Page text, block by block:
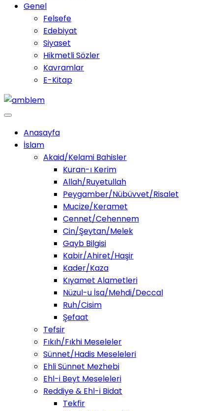
Genel
Felsefe
Edebiyat
Siyaset
Hikmetli Sözler
Kavramlar
E-Kitap
Anasayfa
İslam
Akaid/Kelami Bahisler
Kuran-ı Kerim
Allah/Ruyetullah
Peygamber/Nübüvvet/Risalet
Mucize/Keramet
Cennet/Cehennem
Cin/Şeytan/Melek
Gayb Bilgisi
Kabir/Ahiret/Haşir
Kader/Kaza
Kıyamet Alametleri
Nüzul-u İsa/Mehdi/Deccal
Ruh/Cisim
Şefaat
Tefsir
Fıkıh/Fıkhi Meseleler
Sünnet/Hadis Meseleleri
Ehli Sünnet Mezhebi
Ehl-i Beyt Meseleleri
Reddiye & Ehl-i Bidat
Tekfir